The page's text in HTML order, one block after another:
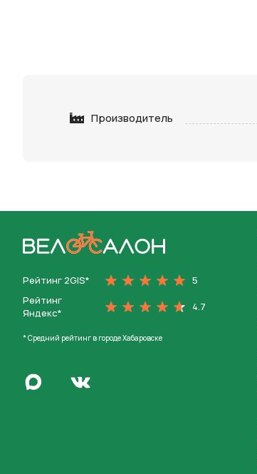
Производитель
Рейтинг 2GIS*
5
Рейтинг
Яндекс*
4.7
* Средний рейтинг в городе Хабаровске
Написать в MaxПерейти во Вконтакте